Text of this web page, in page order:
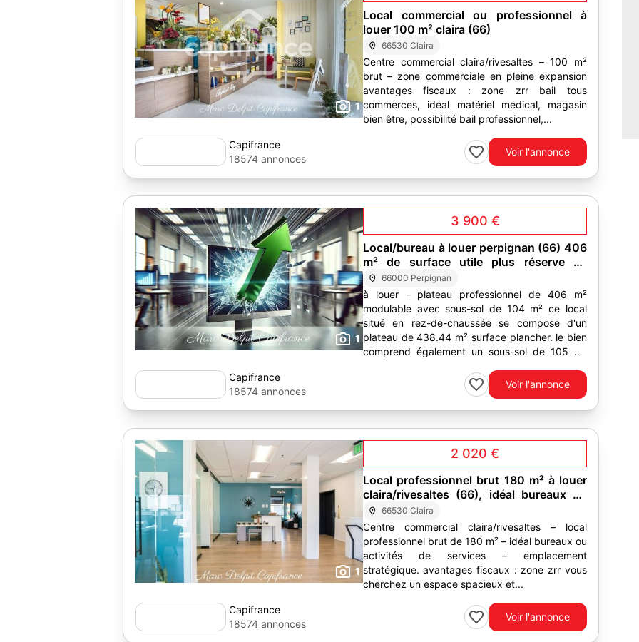
1
Local commercial ou professionnel à
louer 100 m² claira (66)
66530 Claira
Centre commercial claira/rivesaltes – 100 m²
brut – zone commerciale en pleine expansion
avantages fiscaux : zone zrr bail tous
commerces, idéal matériel médical, magasin
bien être, possibilité bail professionnel,...
Capifrance
18574 annonces
Voir l'annonce
1
3 900 €
Local/bureau à louer perpignan (66) 406
m² de surface utile plus réserve de
104m²
66000 Perpignan
à louer - plateau professionnel de 406 m²
modulable avec sous-sol de 104 m² ce local
situé en rez-de-chaussée se compose d'un
plateau de 438.44 m² surface plancher. le bien
comprend également un sous-sol de 105 m²
Capifrance
18574 annonces
Voir l'annonce
1
2 020 €
Local professionnel brut 180 m² à louer
claira/rivesaltes (66), idéal bureaux ou
activités de services
66530 Claira
Centre commercial claira/rivesaltes – local
professionnel brut de 180 m² – idéal bureaux ou
activités de services – emplacement
stratégique. avantages fiscaux : zone zrr vous
cherchez un espace spacieux et...
Capifrance
18574 annonces
Voir l'annonce